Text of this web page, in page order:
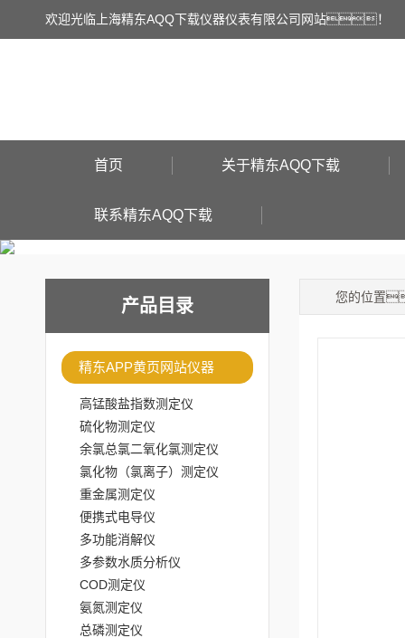
欢迎光临上海精东AQQ下载仪器仪表有限公司网站！
首页 关于精东AQQ下载
联系精东AQQ下载
产品目录
精东APP黄页网站仪器
高锰酸盐指数测定仪
硫化物测定仪
余氯总氯二氧化氯测定仪
氯化物（氯离子）测定仪
重金属测定仪
便携式电导仪
多功能消解仪
多参数水质分析仪
COD测定仪
氨氮测定仪
总磷测定仪
您的位置